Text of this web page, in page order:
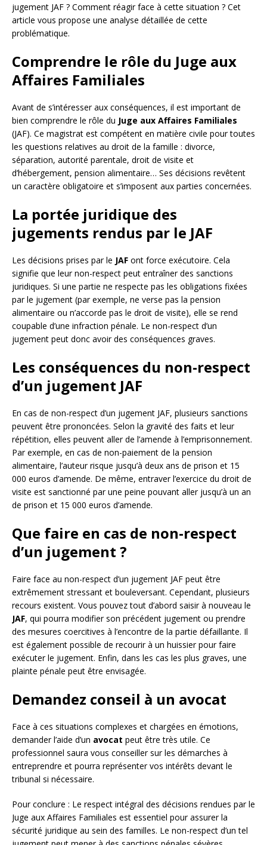
jugement JAF ? Comment réagir face à cette situation ? Cet
article vous propose une analyse détaillée de cette
problématique.
Comprendre le rôle du Juge aux
Affaires Familiales
Avant de s’intéresser aux conséquences, il est important de
bien comprendre le rôle du Juge aux Affaires Familiales
(JAF). Ce magistrat est compétent en matière civile pour toutes
les questions relatives au droit de la famille : divorce,
séparation, autorité parentale, droit de visite et
d’hébergement, pension alimentaire… Ses décisions revêtent
un caractère obligatoire et s’imposent aux parties concernées.
La portée juridique des
jugements rendus par le JAF
Les décisions prises par le JAF ont force exécutoire. Cela
signifie que leur non-respect peut entraîner des sanctions
juridiques. Si une partie ne respecte pas les obligations fixées
par le jugement (par exemple, ne verse pas la pension
alimentaire ou n’accorde pas le droit de visite), elle se rend
coupable d’une infraction pénale. Le non-respect d’un
jugement peut donc avoir des conséquences graves.
Les conséquences du non-respect
d’un jugement JAF
En cas de non-respect d’un jugement JAF, plusieurs sanctions
peuvent être prononcées. Selon la gravité des faits et leur
répétition, elles peuvent aller de l’amende à l’emprisonnement.
Par exemple, en cas de non-paiement de la pension
alimentaire, l’auteur risque jusqu’à deux ans de prison et 15
000 euros d’amende. De même, entraver l’exercice du droit de
visite est sanctionné par une peine pouvant aller jusqu’à un an
de prison et 15 000 euros d’amende.
Que faire en cas de non-respect
d’un jugement ?
Faire face au non-respect d’un jugement JAF peut être
extrêmement stressant et bouleversant. Cependant, plusieurs
recours existent. Vous pouvez tout d’abord saisir à nouveau le
JAF, qui pourra modifier son précédent jugement ou prendre
des mesures coercitives à l’encontre de la partie défaillante. Il
est également possible de recourir à un huissier pour faire
exécuter le jugement. Enfin, dans les cas les plus graves, une
plainte pénale peut être envisagée.
Demandez conseil à un avocat
Face à ces situations complexes et chargées en émotions,
demander l’aide d’un avocat peut être très utile. Ce
professionnel saura vous conseiller sur les démarches à
entreprendre et pourra représenter vos intérêts devant le
tribunal si nécessaire.
Pour conclure : Le respect intégral des décisions rendues par le
Juge aux Affaires Familiales est essentiel pour assurer la
sécurité juridique au sein des familles. Le non-respect d’un tel